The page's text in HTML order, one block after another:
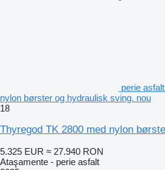
perie
nylon børster og hydraulisk sving. nou
18
Thyregod TK 2800 med nylon
5.325 EUR ≈ 27.940 RON
Ataşamente - perie asfalt